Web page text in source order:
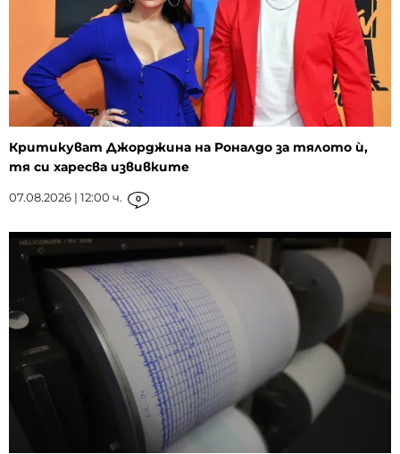
Критикуват Джорджина на Роналдо за тялото ѝ,
тя си харесва извивките
07.08.2026 | 12:00 ч. 0